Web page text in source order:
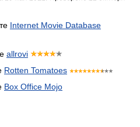
Internet Movie Database
allrovi
Rotten Tomatoes
Box Office Mojo